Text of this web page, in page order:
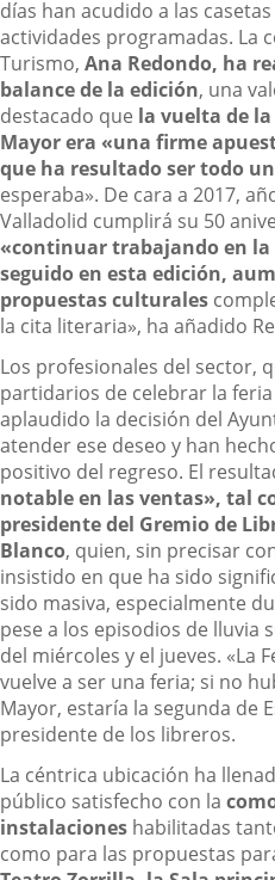
días han acudido a las
actividades programadas. La
Turismo, Ana Redondo, ha
balance de la edición, una
destacado que la vuelta de
Mayor era «una firme
que ha resultado ser todo
esperaba». De cara a 2017,
Valladolid cumplirá su 50
«continuar trabajando en la
seguido en esta edición,
propuestas culturales
la cita literaria», ha añadido
Los profesionales del sector,
partidarios de celebrar la
aplaudido la decisión del
atender ese deseo y han
positivo del regreso. El
notable en las ventas», tal
presidente del Gremio de
Blanco, quien, sin precisar
insistido en que ha sido
sido masiva, especialmente
pese a los episodios de lluvia
del miércoles y el jueves. «La
vuelve a ser una feria; si no
Mayor, estaría la segunda de
presidente de los libreros.
La céntrica ubicación ha
público satisfecho con la
instalaciones habilitadas
como para las propuestas